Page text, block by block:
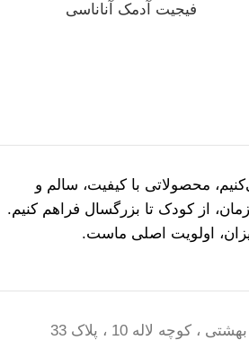
فیجیت آدمک آناناسی
محصولاتی با کیفیت، سالم و
از کودک تا بزرگسال فراهم کنیم.
اولویت اصلی ماست.
لاله 10 ، پلاک 33